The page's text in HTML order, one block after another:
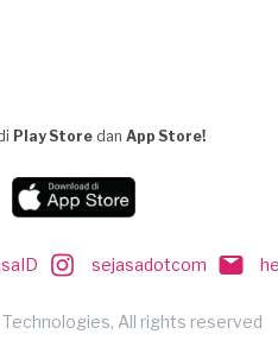
Play Store dan App Store!
sejasadotcom
All rights reserved